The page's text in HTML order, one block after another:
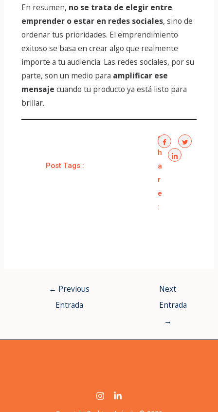
En resumen, no se trata de elegir entre
emprender o estar en redes sociales, sino de
ordenar tus prioridades. El emprendimiento
exitoso se basa en crear algo que realmente
importe a tu audiencia. Las redes sociales, por su
parte, son un medio para amplificar ese
mensaje cuando tu producto ya está listo para
brillar.
Post Tags :
S
h
a
r
e
:
← Previous
Entrada
Next
Entrada
→